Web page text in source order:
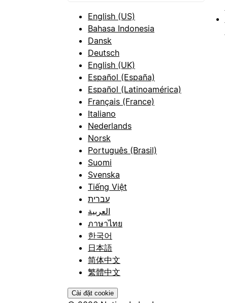
English (US)
Bahasa Indonesia
Dansk
Deutsch
English (UK)
Español (España)
Español (Latinoamérica)
Français (France)
Italiano
Nederlands
Norsk
Português (Brasil)
Suomi
Svenska
Tiếng Việt
עברית
العربية
ภาษาไทย
한국어
日本語
简体中文
繁體中文
Cài đặt cookie